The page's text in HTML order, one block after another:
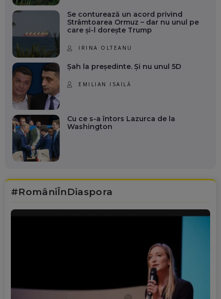
Se conturează un acord privind
Strâmtoarea Ormuz – dar nu unul pe
care și-l dorește Trump
IRINA OLTEANU
Șah la președinte. Și nu unul 5D
EMILIAN ISAILĂ
Cu ce s-a întors Lazurca de la
Washington
#RomâniÎnDiaspora